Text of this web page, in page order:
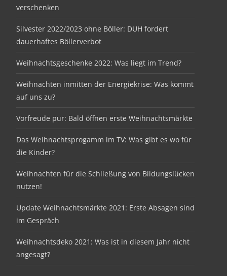
verschenken
Silvester 2022/2023 ohne Böller: DUH fordert
dauerhaftes Böllerverbot
Weihnachtsgeschenke 2022: Was liegt im Trend?
Weihnachten inmitten der Energiekrise: Was kommt
auf uns zu?
Vorfreude pur: Bald öffnen erste Weihnachtsmärkte
Das Weihnachtsprogamm im TV: Was gibt es wo für
die Kinder?
Weihnachten für die Schließung von Bildungslücken
nutzen!
Update Weihnachtsmärkte 2021: Erste Absagen sind
im Gespräch
Weihnachtsdeko 2021: Was ist in diesem Jahr nicht
angesagt?